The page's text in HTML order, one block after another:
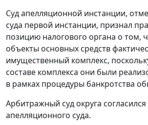
Суд апелляционной инстанции,
суда первой инстанции, признал
позицию налогового органа о том,
объекты основных средств
имущественный комплекс,
составе комплекса они были
в рамках процедуры банкротства
Арбитражный суд округа
апелляционного суда.